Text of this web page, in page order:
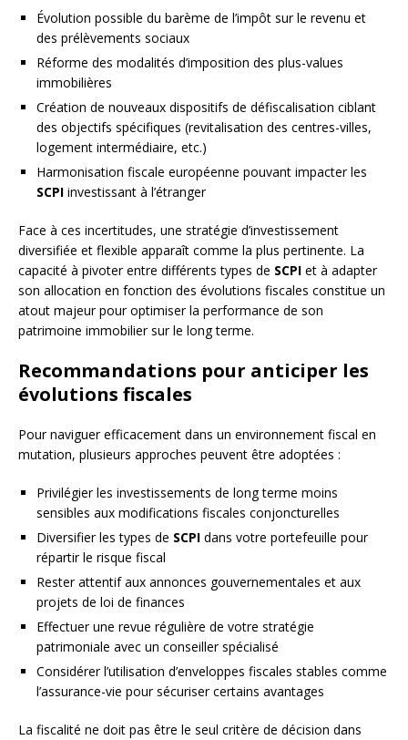
Évolution possible du barème de l’impôt sur le revenu et
des prélèvements sociaux
Réforme des modalités d’imposition des plus-values
immobilières
Création de nouveaux dispositifs de défiscalisation ciblant
des objectifs spécifiques (revitalisation des centres-villes,
logement intermédiaire, etc.)
Harmonisation fiscale européenne pouvant impacter les
SCPI investissant à l’étranger
Face à ces incertitudes, une stratégie d’investissement
diversifiée et flexible apparaît comme la plus pertinente. La
capacité à pivoter entre différents types de SCPI et à adapter
son allocation en fonction des évolutions fiscales constitue un
atout majeur pour optimiser la performance de son
patrimoine immobilier sur le long terme.
Recommandations pour anticiper les
évolutions fiscales
Pour naviguer efficacement dans un environnement fiscal en
mutation, plusieurs approches peuvent être adoptées :
Privilégier les investissements de long terme moins
sensibles aux modifications fiscales conjoncturelles
Diversifier les types de SCPI dans votre portefeuille pour
répartir le risque fiscal
Rester attentif aux annonces gouvernementales et aux
projets de loi de finances
Effectuer une revue régulière de votre stratégie
patrimoniale avec un conseiller spécialisé
Considérer l’utilisation d’enveloppes fiscales stables comme
l’assurance-vie pour sécuriser certains avantages
La fiscalité ne doit pas être le seul critère de décision dans